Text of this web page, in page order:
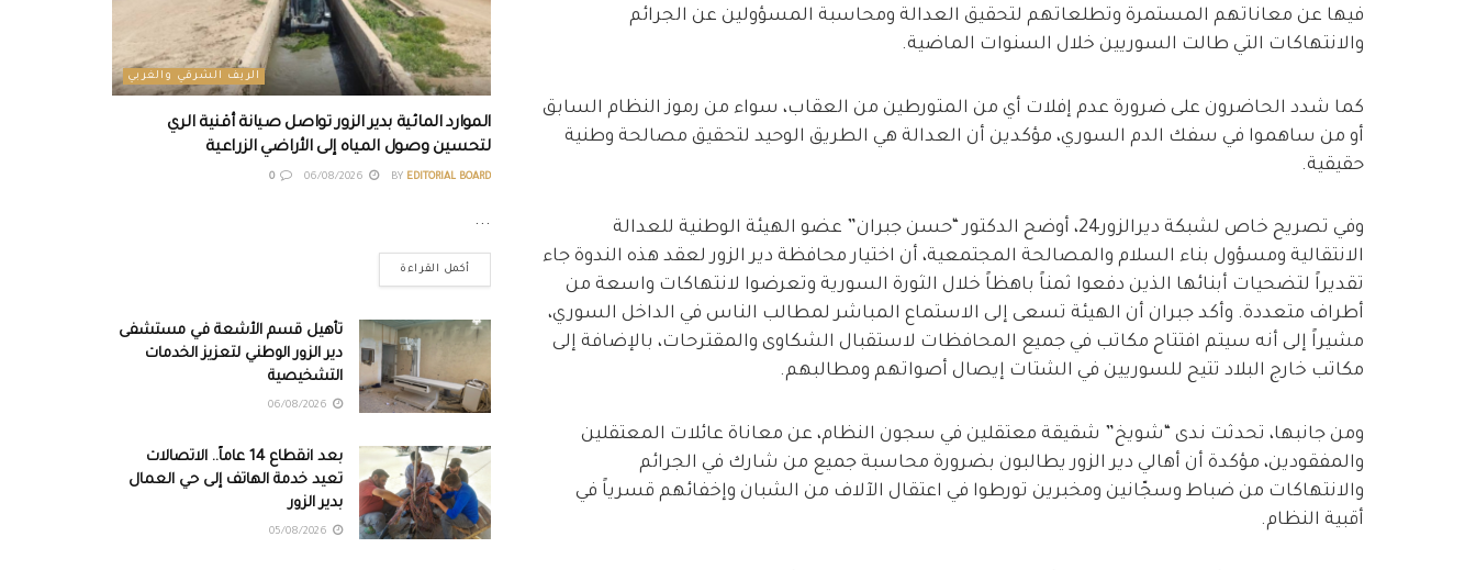
فيها عن معاناتهم المستمرة وتطلعاتهم لتحقيق العدالة ومحاسبة المسؤولين عن الجرائم
والانتهاكات التي طالت السوريين خلال السنوات الماضية.
كما شدد الحاضرون على ضرورة عدم إفلات أي من المتورطين من العقاب، سواء من رموز النظام السابق
أو من ساهموا في سفك الدم السوري، مؤكدين أن العدالة هي الطريق الوحيد لتحقيق مصالحة وطنية
حقيقية.
وفي تصريح خاص لشبكة ديرالزور24، أوضح الدكتور “حسن جبران” عضو الهيئة الوطنية للعدالة
الانتقالية ومسؤول بناء السلام والمصالحة المجتمعية، أن اختيار محافظة دير الزور لعقد هذه الندوة جاء
تقديراً لتضحيات أبنائها الذين دفعوا ثمناً باهظاً خلال الثورة السورية وتعرضوا لانتهاكات واسعة من
أطراف متعددة. وأكد جبران أن الهيئة تسعى إلى الاستماع المباشر لمطالب الناس في الداخل السوري،
مشيراً إلى أنه سيتم افتتاح مكاتب في جميع المحافظات لاستقبال الشكاوى والمقترحات، بالإضافة إلى
مكاتب خارج البلاد تتيح للسوريين في الشتات إيصال أصواتهم ومطالبهم.
ومن جانبها، تحدثت ندى “شويخ” شقيقة معتقلين في سجون النظام، عن معاناة عائلات المعتقلين
والمفقودين، مؤكدة أن أهالي دير الزور يطالبون بضرورة محاسبة جميع من شارك في الجرائم
والانتهاكات من ضباط وسجّانين ومخبرين تورطوا في اعتقال الآلاف من الشبان وإخفائهم قسرياً في
أقبية النظام.
الريف الشرقي والغربي
الموارد المائية بدير الزور تواصل صيانة أقنية الري
لتحسين وصول المياه إلى الأراضي الزراعية
BY EDITORIAL BOARD
0
...
أكمل القراءة
تأهيل قسم الأشعة في مستشفى
دير الزور الوطني لتعزيز الخدمات
التشخيصية
بعد انقطاع 14 عاماً.. الاتصالات
تعيد خدمة الهاتف إلى حي العمال
بدير الزور